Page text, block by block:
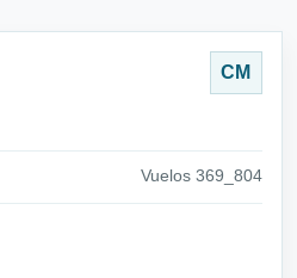
CM
Vuelos 369_804